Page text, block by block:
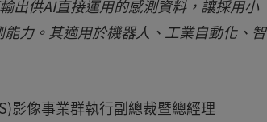
出供AI直接運用的感測資料，讓採用小
力。其適用於機器人、工業自動化、智
影像事業群執行副總裁暨總經理